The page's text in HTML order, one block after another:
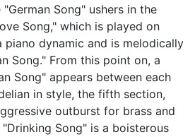
Song" ushers in the
Song," which is played on
dynamic and is melodically
Song." From this point on, a
Song" appears between each
in style, the fifth section,
outburst for brass and
Song" is a boisterous